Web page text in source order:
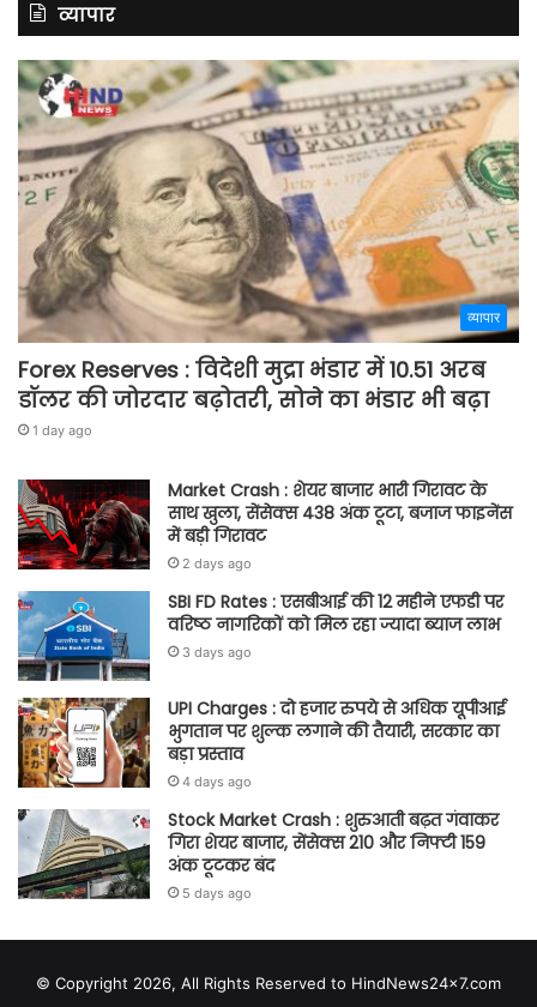
व्यापार
व्यापार
Forex Reserves : विदेशी मुद्रा भंडार में 10.51 अरब
डॉलर की जोरदार बढ़ोतरी, सोने का भंडार भी बढ़ा
1 day ago
Market Crash : शेयर बाजार भारी गिरावट के
साथ खुला, सेंसेक्स 438 अंक टूटा, बजाज फाइनेंस
में बड़ी गिरावट
2 days ago
SBI FD Rates : एसबीआई की 12 महीने एफडी पर
वरिष्ठ नागरिकों को मिल रहा ज्यादा ब्याज लाभ
3 days ago
UPI Charges : दो हजार रुपये से अधिक यूपीआई
भुगतान पर शुल्क लगाने की तैयारी, सरकार का
बड़ा प्रस्ताव
4 days ago
Stock Market Crash : शुरुआती बढ़त गंवाकर
गिरा शेयर बाजार, सेंसेक्स 210 और निफ्टी 159
अंक टूटकर बंद
5 days ago
© Copyright 2026, All Rights Reserved to HindNews24x7.com